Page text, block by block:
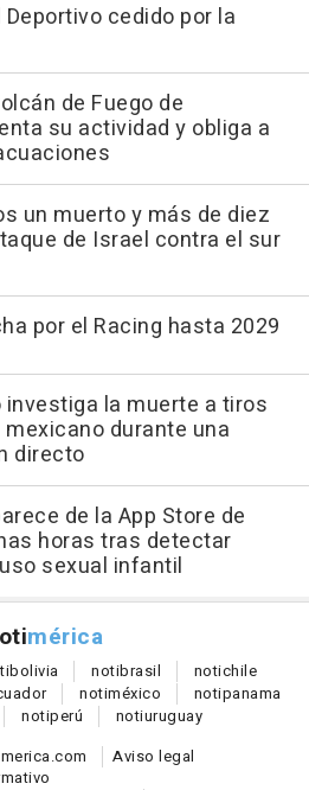
cedido por la
de Fuego de
su actividad y obliga a
un muerto y más de diez
de Israel contra el sur
por el Racing hasta 2029
la muerte a tiros
durante una
directo
de la App Store de
horas tras detectar
sexual infantil
mérica
bolivia notibrasil notichile
notiméxico notipanama
notiperú notiuruguay
Aviso legal